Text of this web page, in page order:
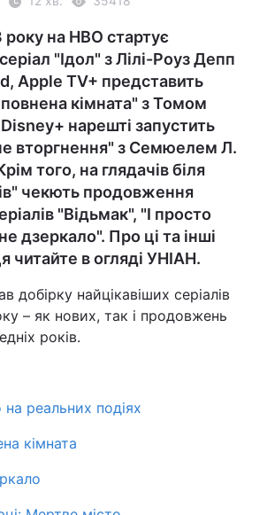
на HBO стартує
"Ідол" з Лілі-Роуз Депп
Apple TV+ представить
кімната" з Томом
нарешті запустить
вторгнення" з Семюелем Л.
того, на глядачів біля
чекють продовження
"Відьмак", "І просто
дзеркало". Про ці та інші
читайте в огляді УНІАН.
добірку найцікавіших серіалів
– як нових, так і продовжень
років.
реальних подіях
кімната